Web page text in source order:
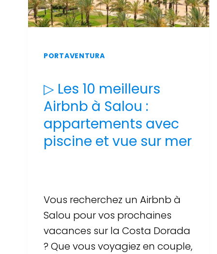
PORTAVENTURA
▷ Les 10 meilleurs
Airbnb à Salou :
appartements avec
piscine et vue sur mer
Vous recherchez un Airbnb à
Salou pour vos prochaines
vacances sur la Costa Dorada
? Que vous voyagiez en couple,